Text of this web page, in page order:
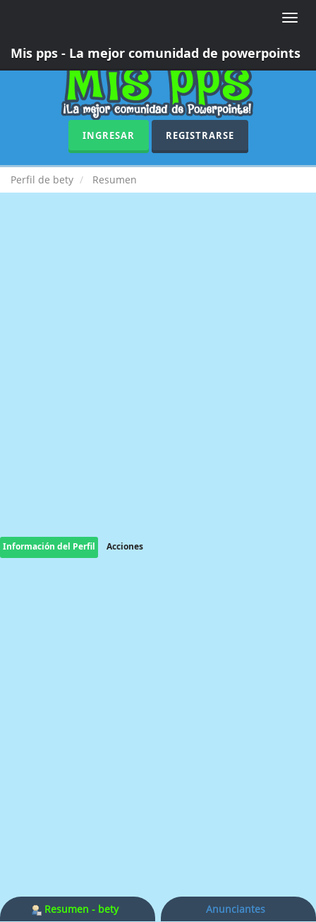
Toggle
Mis pps - La mejor comunidad de powerpoints
INGRESAR REGISTRARSE
Perfil de bety Resumen
Información del Perfil Acciones
Resumen - bety Anunciantes